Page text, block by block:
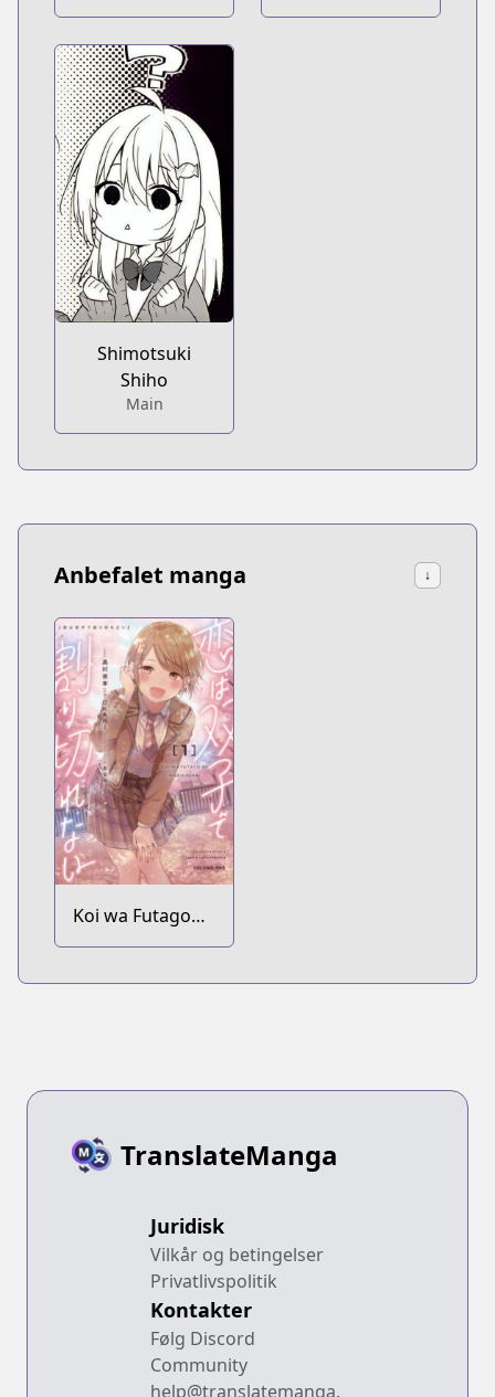
Shimotsuki
Shiho
Main
Anbefalet manga ↓
Koi wa Futago
de Warikirenai
TranslateManga
Juridisk
Vilkår og betingelser
Privatlivspolitik
Kontakter
Følg Discord
Community
help@translatemanga.